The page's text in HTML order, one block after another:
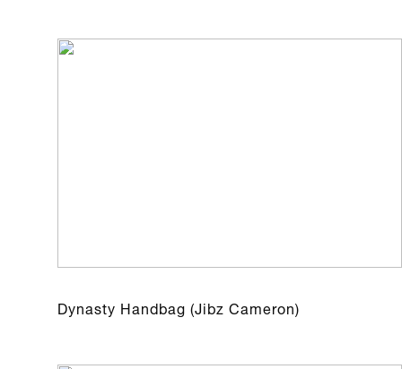
Dynasty Handbag (Jibz Cameron)